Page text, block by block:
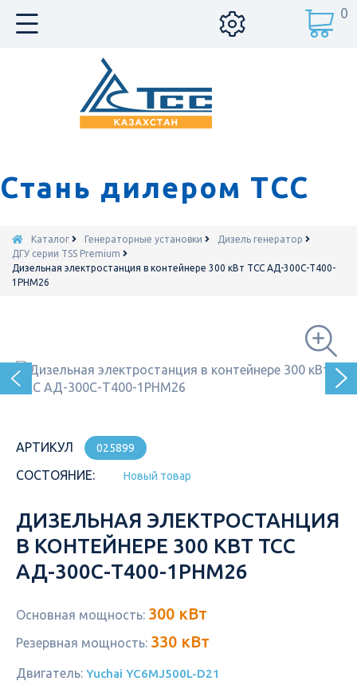
Стань дилером ТСС
0
Каталог Генераторные установки
Дизель генератор
ДГУ серии TSS Premium
Дизельная электростанция в контейнере 300 кВт ТСС АД-300С-Т400-
1РНМ26
АРТИКУЛ 025899
СОСТОЯНИЕ: Новый товар
ДИЗЕЛЬНАЯ ЭЛЕКТРОСТАНЦИЯ
В КОНТЕЙНЕРЕ 300 КВТ ТСС
АД-300С-Т400-1РНМ26
Основная мощность: 300 кВт
Резервная мощность: 330 кВт
Двигатель: Yuchai YC6MJ500L-D21